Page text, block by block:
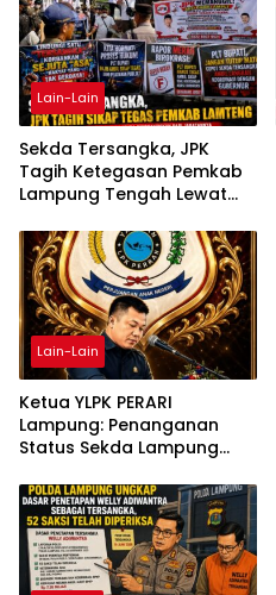
Lain-Lain
Sekda Tersangka, JPK
Tagih Ketegasan Pemkab
Lampung Tengah Lewat
Lain-Lain
Ketua YLPK PERARI
Lampung: Penanganan
Status Sekda Lampung
Berdasarkan Aturan,
Bukan Tekanan Opini